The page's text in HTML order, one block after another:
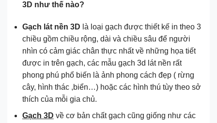
3D như thế nào?
Gạch lát nền 3D là loại gạch được thiết kế in theo 3
chiều gồm chiều rộng, dài và chiều sâu để người
nhìn có cảm giác chân thực nhất về những họa tiết
được in trên gạch, các mẫu gạch 3d lát nền rất
phong phú phổ biến là ảnh phong cách đẹp ( rừng
cây, hình thác ,biển…) hoặc các hình thú tùy theo sở
thích của mỗi gia chủ.
Gạch 3D về cơ bản chất gạch cũng giống như các